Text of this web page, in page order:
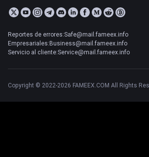
Reportes de errores:Safe@mail.fameex.info
Empresariales:Business@mail.fameex.info
Servicio al cliente:Service@mail.fameex.info
Copyright © 2022-2026 FAMEEX.COM All Rights